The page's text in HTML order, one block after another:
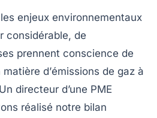
enjeux environnementaux
considérable, de
prennent conscience de
matière d’émissions de gaz à
directeur d’une PME
réalisé notre bilan